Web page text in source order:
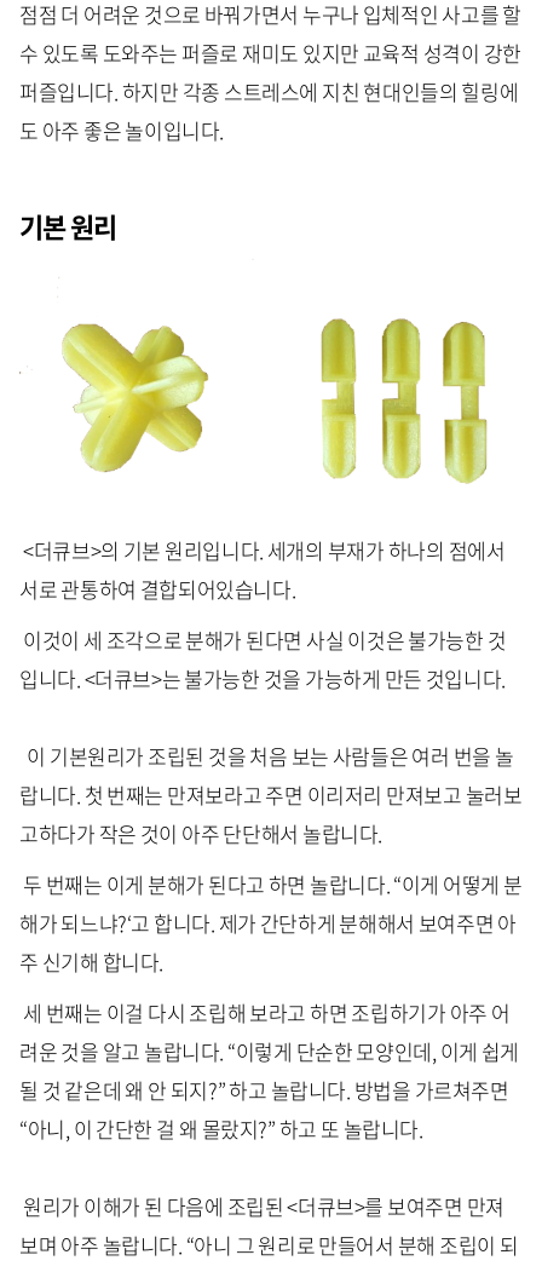
점점 더 어려운 것으로 바꿔가면서 누구나 입체적인 사고를 할
수 있도록 도와주는 퍼즐로 재미도 있지만 교육적 성격이 강한
퍼즐입니다. 하지만 각종 스트레스에 지친 현대인들의 힐링에
도 아주 좋은 놀이입니다.
기본 원리
<더큐브>의 기본 원리입니다. 세개의 부재가 하나의 점에서
서로 관통하여 결합되어있습니다.
이것이 세 조각으로 분해가 된다면 사실 이것은 불가능한 것
입니다. <더큐브>는 불가능한 것을 가능하게 만든 것입니다.
이 기본원리가 조립된 것을 처음 보는 사람들은 여러 번을 놀
랍니다. 첫 번째는 만져보라고 주면 이리저리 만져보고 눌러보
고하다가 작은 것이 아주 단단해서 놀랍니다.
두 번째는 이게 분해가 된다고 하면 놀랍니다. “이게 어떻게 분
해가 되느냐?‘고 합니다. 제가 간단하게 분해해서 보여주면 아
주 신기해 합니다.
세 번째는 이걸 다시 조립해 보라고 하면 조립하기가 아주 어
려운 것을 알고 놀랍니다. “이렇게 단순한 모양인데, 이게 쉽게
될 것 같은데 왜 안 되지?” 하고 놀랍니다. 방법을 가르쳐주면
“아니, 이 간단한 걸 왜 몰랐지?” 하고 또 놀랍니다.
원리가 이해가 된 다음에 조립된 <더큐브>를 보여주면 만져
보며 아주 놀랍니다. “아니 그 원리로 만들어서 분해 조립이 되